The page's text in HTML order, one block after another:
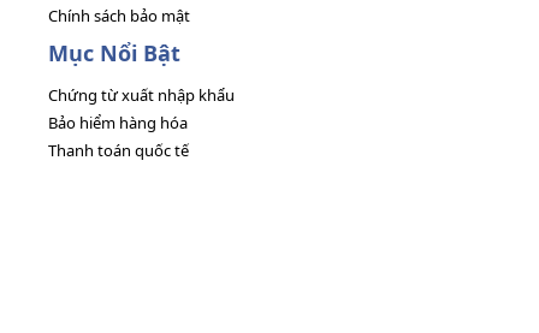
Chính sách bảo mật
Mục Nổi Bật
Chứng từ xuất nhập khẩu
Bảo hiểm hàng hóa
Thanh toán quốc tế